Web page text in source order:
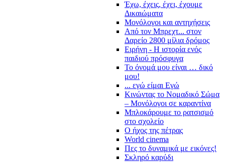
Έχω, έχεις, έχει, έχουμε
Δικαιώματα
Μονόλογοι και αντηχήσεις
Από τον Μπρεχτ... στον
Δαρείο 2800 μίλια δρόμος
Ειρήνη - Η ιστορία ενός
παιδιού πρόσφυγα
Το όνομά μου είναι … δικό
μου!
... εγώ είμαι Εγώ
Κινώντας το Νομαδικό Σώμα
– Μονόλογοι σε καραντίνα
Μπλοκάρουμε το ρατσισμό
στο σχολείο
Ο ήχος της πέτρας
World cinema
Πες το δυναμικά με εικόνες!
Σκληρό καρύδι